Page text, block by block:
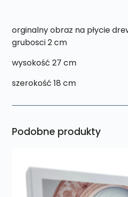
orginalny obraz na płycie
grubosci 2 cm
wysokość 27 cm
szerokość 18 cm
Podobne produkty